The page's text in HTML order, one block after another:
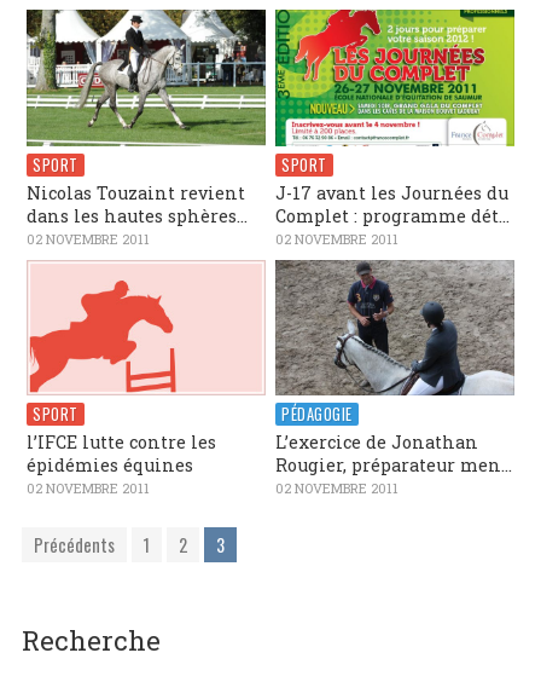
SPORT
Nicolas Touzaint revient
dans les hautes sphères...
02 NOVEMBRE 2011
SPORT
J-17 avant les Journées du
Complet : programme dét...
02 NOVEMBRE 2011
SPORT
l’IFCE lutte contre les
épidémies équines
02 NOVEMBRE 2011
PÉDAGOGIE
L’exercice de Jonathan
Rougier, préparateur men...
02 NOVEMBRE 2011
Précédents 1 2 3
Recherche